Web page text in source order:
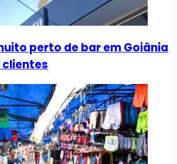
perto de bar em Goiânia
clientes